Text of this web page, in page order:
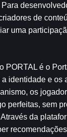
de
uma
é o
identidade e os
os
perfeitas, sem
da